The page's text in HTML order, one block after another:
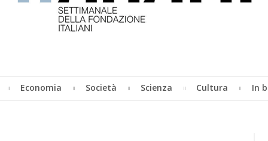
Economia Società Scienza Cultura In